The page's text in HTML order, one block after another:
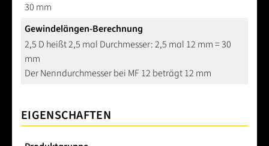
30 mm
Gewindelängen-Berechnung
2,5 D heißt 2,5 mal Durchmesser: 2,5 mal 12 mm = 30
mm
Der Nenndurchmesser bei MF 12 beträgt 12 mm
EIGENSCHAFTEN